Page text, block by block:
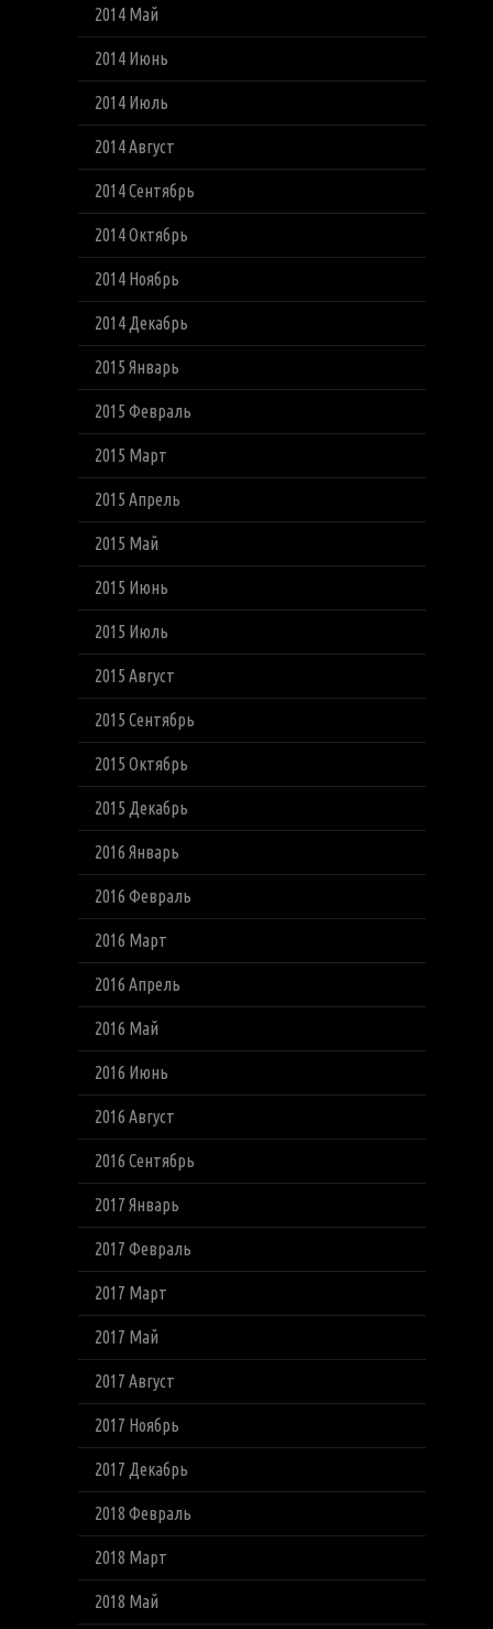
2014 Май
2014 Июнь
2014 Июль
2014 Август
2014 Сентябрь
2014 Октябрь
2014 Ноябрь
2014 Декабрь
2015 Январь
2015 Февраль
2015 Март
2015 Апрель
2015 Май
2015 Июнь
2015 Июль
2015 Август
2015 Сентябрь
2015 Октябрь
2015 Декабрь
2016 Январь
2016 Февраль
2016 Март
2016 Апрель
2016 Май
2016 Июнь
2016 Август
2016 Сентябрь
2017 Январь
2017 Февраль
2017 Март
2017 Май
2017 Август
2017 Ноябрь
2017 Декабрь
2018 Февраль
2018 Март
2018 Май